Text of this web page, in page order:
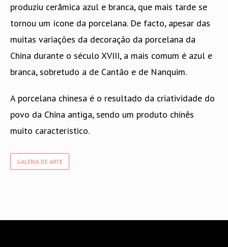
produziu cerâmica azul e branca, que mais tarde se
tornou um ícone da porcelana. De facto, apesar das
muitas variações da decoração da porcelana da
China durante o século XVIII, a mais comum é azul e
branca, sobretudo a de Cantão e de Nanquim.
A porcelana chinesa é o resultado da criatividade do
povo da China antiga, sendo um produto chinês
muito característico.
GALERIA DE ARTE